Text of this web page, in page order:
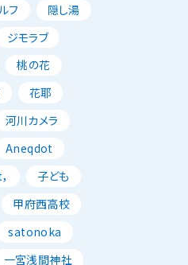
フ
隠し湯
ジモラブ
桃の花
花耶
河川カメラ
Aneqdot
子ども
甲府西高校
satonoka
一宮浅間神社